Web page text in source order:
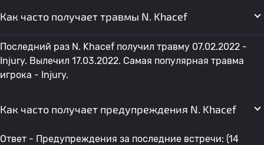
Как часто получает травмы N. Khacef
Последний раз N. Khacef получил травму 07.02.2022 -
Injury. Вылечил 17.03.2022. Самая популярная травма
игрока - Injury.
Как часто получает предупреждения N. Khacef
Ответ - Предупреждения за последние встречи: (14